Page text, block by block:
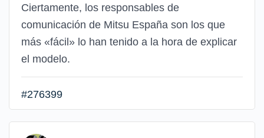
Ciertamente, los responsables de
comunicación de Mitsu España son los que
más «fácil» lo han tenido a la hora de explicar
el modelo.
#276399